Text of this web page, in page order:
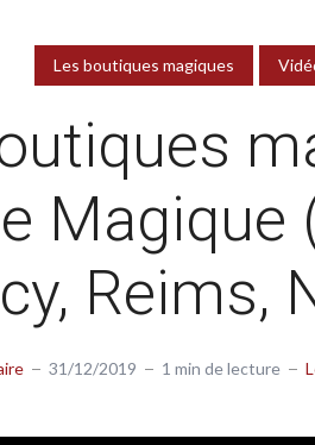
Les boutiques magiques
Magique
Reims,
31/12/2019 1 min de lecture